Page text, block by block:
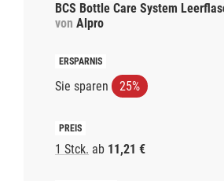
BCS Bottle Care System
von Alpro
Sie sparen 25%
1 Stck. ab 11,21 €